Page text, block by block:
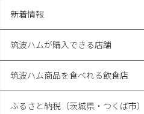
新着情報
筑波ハムが購入できる店舗
筑波ハム商品を食べれる飲食店
ふるさと納税（茨城県・つくば市）